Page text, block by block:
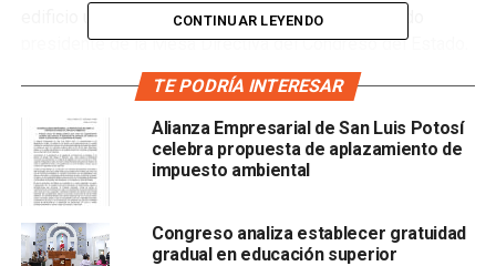
edificio ubicado en Vallejo 200, confirmó el diputado
presidente de la Mesa Directiva del Congreso del Estado,
Martín Juárez Córdova, quien aseguró “no las he visto ni
aquí, ni en redes sociales, vamos, no he visto ningún
movimiento, por ello debemos ser muy solidarios y
respetuosos”.
A las 13 legisladoras que se ausentaron la mañana de
este lunes 9 de marzose les sumaron más de 150
trabajadoras de base del Congreso del Estado
CONTINUAR LEYENDO
TE PODRÍA INTERESAR
Alianza Empresarial de San Luis Potosí
celebra propuesta de aplazamiento de
impuesto ambiental
Congreso analiza establecer gratuidad
gradual en educación superior